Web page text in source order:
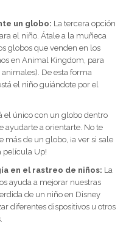
un globo: La tercera opción
el niño. Átale a la muñeca
globos que venden en los
en Animal Kingdom, para
De esta forma
el niño guiándote por el
el único con un globo dentro
ayudarte a orientarte. No te
de un globo, ¡a ver si sale
película Up!
en el rastreo de niños: La
ayuda a mejorar nuestras
de un niño en Disney
diferentes dispositivos u otros